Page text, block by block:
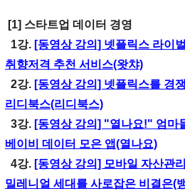
[1] 스타트업 데이터 경영
1강. [동영상 강의] 넷플릭스 라이
취향저격 추천 서비스(왓챠)
2강. [동영상 강의] 넷플릭스를 경
리디북스(리디북스)
3강. [동영상 강의] "열나요!" 엄마
베이비 데이터 모은 앱(열나요)
4강. [동영상 강의] 모바일 자산관
밀레니얼 세대를 사로잡은 비결은(